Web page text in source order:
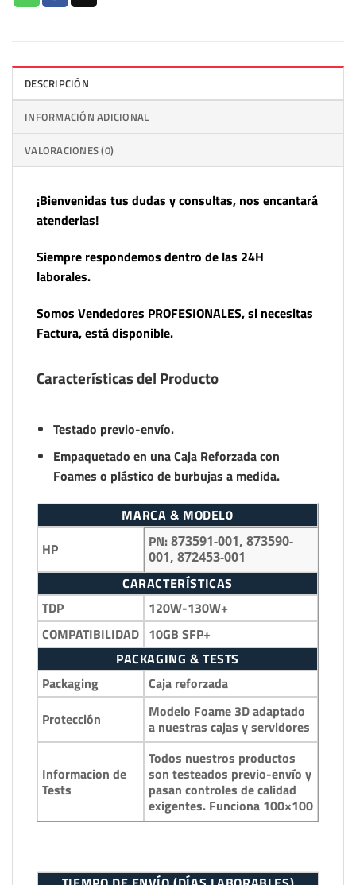
DESCRIPCIÓN
INFORMACIÓN ADICIONAL
VALORACIONES (0)
¡Bienvenidas tus dudas y consultas, nos encantará
atenderlas!
Siempre respondemos dentro de las 24H
laborales.
Somos Vendedores PROFESIONALES, si necesitas
Factura, está disponible.
Características del Producto
Testado previo-envío.
Empaquetado en una Caja Reforzada con
Foames o plástico de burbujas a medida.
MARCA & MODEL0
HP
PN:873591-001, 873590-
001, 872453-001
CARACTERÍSTICAS
TDP
120W-130W+
COMPATIBILIDAD 10GB SFP+
PACKAGING & TESTS
Packaging
Caja reforzada
Protección
Modelo Foame 3D adaptado
a nuestras cajas y servidores
Informacion de
Tests
Todos nuestros productos
son testeados previo-envío y
pasan controles de calidad
exigentes. Funciona 100×100